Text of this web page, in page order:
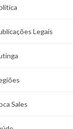
Legais
Sales